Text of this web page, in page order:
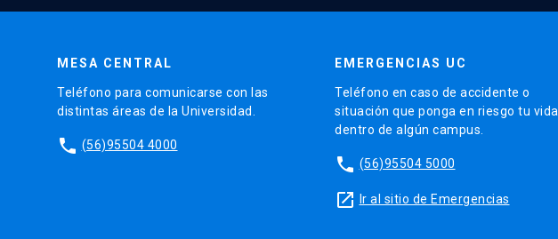
MESA CENTRAL
Teléfono para comunicarse con las
distintas áreas de la Universidad.
phone (56)95504 4000
EMERGENCIAS UC
Teléfono en caso de accidente o
situación que ponga en riesgo tu vida
dentro de algún campus.
phone (56)95504 5000
launch Ir al sitio de Emergencias